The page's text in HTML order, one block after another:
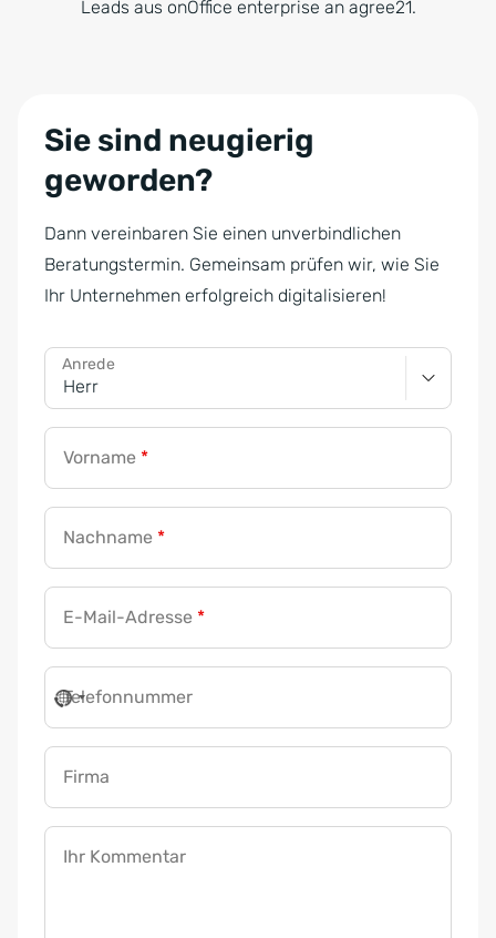
Leads aus onOffice enterprise an agree21.
Sie sind neugierig
geworden?
Dann vereinbaren Sie einen unverbindlichen
Beratungstermin. Gemeinsam prüfen wir, wie Sie
Ihr Unternehmen erfolgreich digitalisieren!
Anrede
Vorname *
Nachname *
E-Mail-Adresse *
Telefonnummer
Firma
Ihr Kommentar